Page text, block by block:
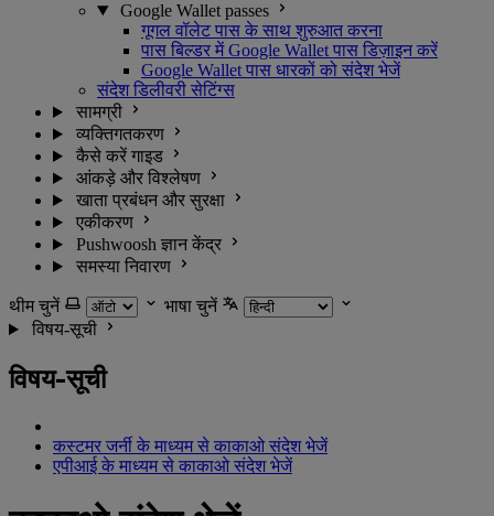
Google Wallet passes
गूगल वॉलेट पास के साथ शुरुआत करना
पास बिल्डर में Google Wallet पास डिज़ाइन करें
Google Wallet पास धारकों को संदेश भेजें
संदेश डिलीवरी सेटिंग्स
सामग्री
व्यक्तिगतकरण
कैसे करें गाइड
आंकड़े और विश्लेषण
खाता प्रबंधन और सुरक्षा
एकीकरण
Pushwoosh ज्ञान केंद्र
समस्या निवारण
थीम चुनें
भाषा चुनें
विषय-सूची
विषय-सूची
कस्टमर जर्नी के माध्यम से काकाओ संदेश भेजें
एपीआई के माध्यम से काकाओ संदेश भेजें